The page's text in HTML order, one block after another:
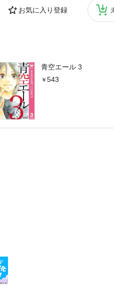
お気に入り登録
青空エール 3
543